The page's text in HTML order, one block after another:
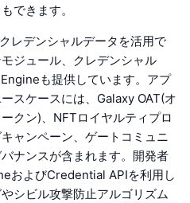
できます。
レデンシャルデータを活用で
ジュール、クレデンシャル
も提供しています。アプ
スケースには、Galaxy OAT(オ
クン)、NFTロイヤルティプロ
ャンペーン、ゲートコミュニ
ナンスが含まれます。開発者
およびCredential APIを利用し
シビル攻撃防止アルゴリズム